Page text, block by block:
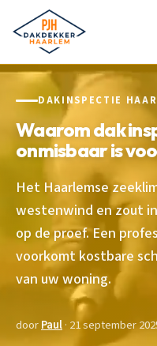
DAKINSPECTIE
Waarom dak
onmisbaar is
Het Haarlemse
westenwind en zout
op de proef. Een
voorkomt kostbare
van uw woning.
doorPaul· 21 september